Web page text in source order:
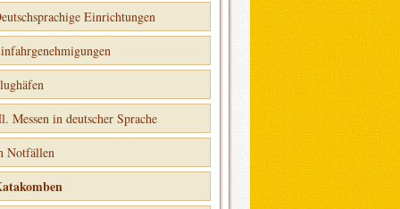
Einrichtungen
Messen in deutscher Sprache
Notfällen